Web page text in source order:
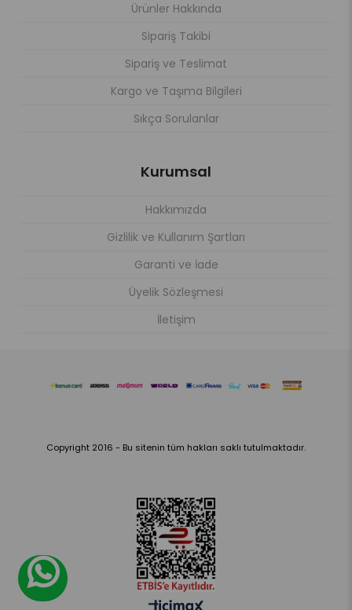
Ürünler Hakkında
Sipariş Takibi
Sipariş ve Teslimat
Kargo ve Taşıma Bilgileri
Sıkça Sorulanlar
Kurumsal
Hakkımızda
Gizlilik ve Kullanım Şartları
Garanti ve İade
Üyelik Sözleşmesi
İletişim
Copyright 2016 - Bu sitenin tüm hakları saklı tutulmaktadır.